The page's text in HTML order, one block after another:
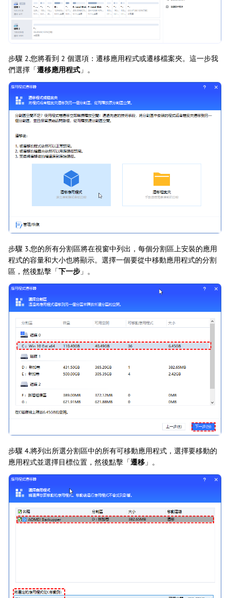
步驟 2.您將看到 2 個選項：遷移應用程式或遷移檔案夾。這一步我
們選擇「遷移應用程式 」。
步驟 3.您的所有分割區將在視窗中列出，每個分割區上安裝的應用
程式的容量和大小也將顯示。選擇一個要從中移動應用程式的分割
區，然後點擊「下一步 」。
步驟 4.將列出所選分割區中的所有可移動應用程式，選擇要移動的
應用程式並選擇目標位置，然後點擊「遷移 」。